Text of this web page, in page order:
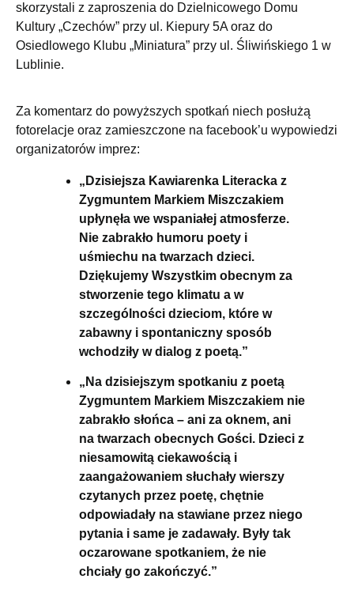
skorzystali z zaproszenia do Dzielnicowego Domu
Kultury „Czechów” przy ul. Kiepury 5A oraz do
Osiedlowego Klubu „Miniatura” przy ul. Śliwińskiego 1 w
Lublinie.
Za komentarz do powyższych spotkań niech posłużą
fotorelacje oraz zamieszczone na facebook’u wypowiedzi
organizatorów imprez:
„Dzisiejsza Kawiarenka Literacka z
Zygmuntem Markiem Miszczakiem
upłynęła we wspaniałej atmosferze.
Nie zabrakło humoru poety i
uśmiechu na twarzach dzieci.
Dziękujemy Wszystkim obecnym za
stworzenie tego klimatu a w
szczególności dzieciom, które w
zabawny i spontaniczny sposób
wchodziły w dialog z poetą.”
„Na dzisiejszym spotkaniu z poetą
Zygmuntem Markiem Miszczakiem nie
zabrakło słońca – ani za oknem, ani
na twarzach obecnych Gości. Dzieci z
niesamowitą ciekawością i
zaangażowaniem słuchały wierszy
czytanych przez poetę, chętnie
odpowiadały na stawiane przez niego
pytania i same je zadawały. Były tak
oczarowane spotkaniem, że nie
chciały go zakończyć.”